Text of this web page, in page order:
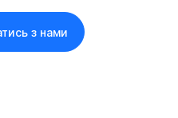
з нами